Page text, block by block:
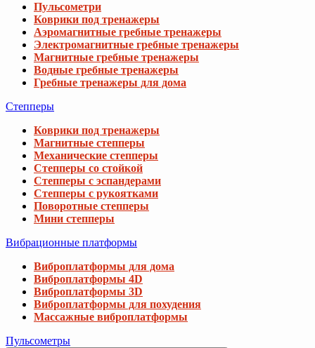
Пульсометри
Коврики под тренажеры
Аэромагнитные гребные тренажеры
Электромагнитные гребные тренажеры
Магнитные гребные тренажеры
Водные гребные тренажеры
Гребные тренажеры для дома
Степперы
Коврики под тренажеры
Магнитные степперы
Механические степперы
Степперы со стойкой
Степперы с эспандерами
Степперы с рукоятками
Поворотные степперы
Мини степперы
Вибрационные платформы
Виброплатформы для дома
Виброплатформы 4D
Виброплатформы 3D
Виброплатформы для похудения
Массажные виброплатформы
Пульсометры